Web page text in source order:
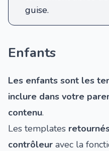
guise.
Enfants
Les enfants sont les
inclure dans votre
contenu.
Les templates
contrôleur avec la